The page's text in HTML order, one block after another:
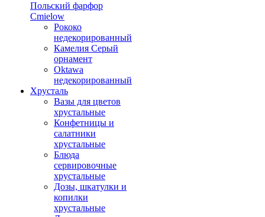
Польский фарфор
Сmielow
Рококо
недекорированный
Камелия Серый
орнамент
Oktawa
недекорированный
Хрусталь
Вазы для цветов
хрустальные
Конфетницы и
салатники
хрустальные
Блюда
сервировочные
хрустальные
Дозы, шкатулки и
копилки
хрустальные